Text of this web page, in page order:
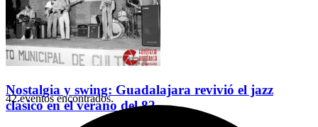
Nostalgia y swing: Guadalajara revivió el jazz
clásico en el verano del 82
42 eventos encontrados.